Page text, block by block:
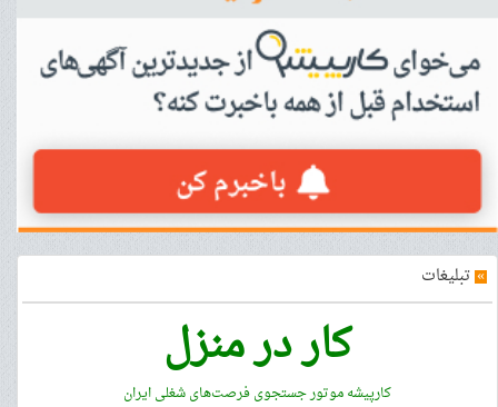
» تبلیغات
کار در منزل
کارپیشه موتور جستجوی فرصت‌های شغلی ایران